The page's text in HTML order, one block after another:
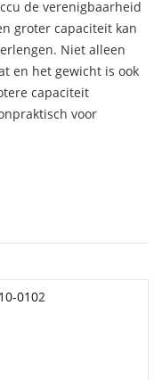
de verenigbaarheid
groter capaciteit kan
Niet alleen
en het gewicht is ook
capaciteit
voor